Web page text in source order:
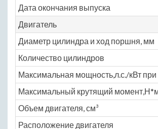
Дата окончания выпуска
Двигатель
Диаметр цилиндра и ход поршня, мм
Количество цилиндров
Максимальная мощность,л.с./кВт
Максимальный крутящий
Объем двигателя, см³
Расположение двигателя